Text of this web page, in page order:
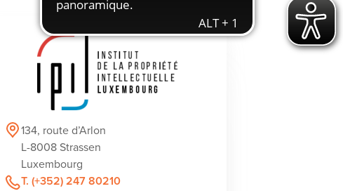
134, route d’Arlon
L-8008 Strassen
Luxembourg
T. (+352) 247 80210